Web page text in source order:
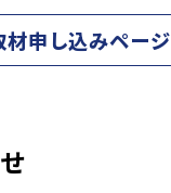
材申し込みページ